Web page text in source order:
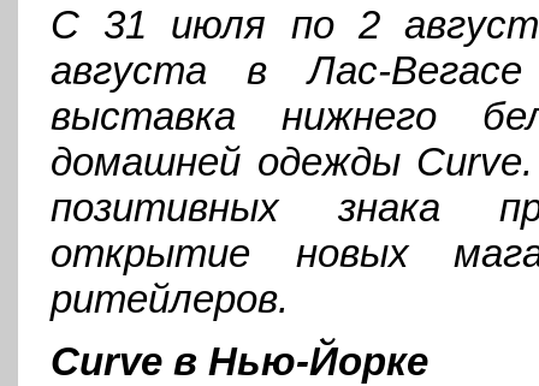
С 31 июля по 2
августа в Лас-Вегасе
выставка нижнего
домашней одежды
позитивных знака
открытие новых
ритейлеров.
Curve в Нью-Йорке